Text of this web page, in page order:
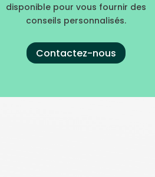
disponible pour vous fournir des
conseils personnalisés.
Contactez-nous